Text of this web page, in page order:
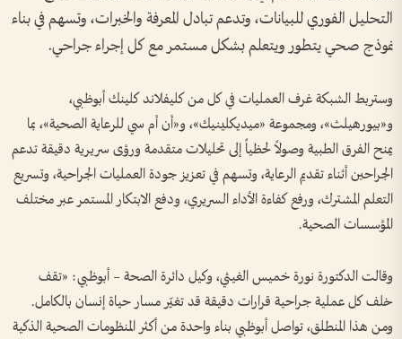
التحليل الفوري للبيانات، وتدعم تبادل المعرفة والخبرات، وتسهم في بناء
نموذج صحي يتطور ويتعلم بشكل مستمر مع كل إجراء جراحي.
وستربط الشبكة غرف العمليات في كل من كليفلاند كلينك أبوظبي،
و«بيورهيلث»، ومجموعة «ميديكلينيك»، و«أن أم سي للرعاية الصحية»، بما
يمنح الفرق الطبية وصولاً لحظياً إلى تحليلات متقدمة ورؤى سريرية دقيقة تدعم
الجراحين أثناء تقديم الرعاية، وتسهم في تعزيز جودة العمليات الجراحية، وتسريع
التعلم المشترك، ورفع كفاءة الأداء السريري، ودفع الابتكار المستمر عبر مختلف
المؤسسات الصحية.
وقالت الدكتورة نورة خميس الغيثي، وكيل دائرة الصحة – أبوظبي: «تقف
خلف كل عملية جراحية قرارات دقيقة قد تغيّر مسار حياة إنسان بالكامل.
ومن هذا المنطلق، تواصل أبوظبي بناء واحدة من أكثر المنظومات الصحية الذكية